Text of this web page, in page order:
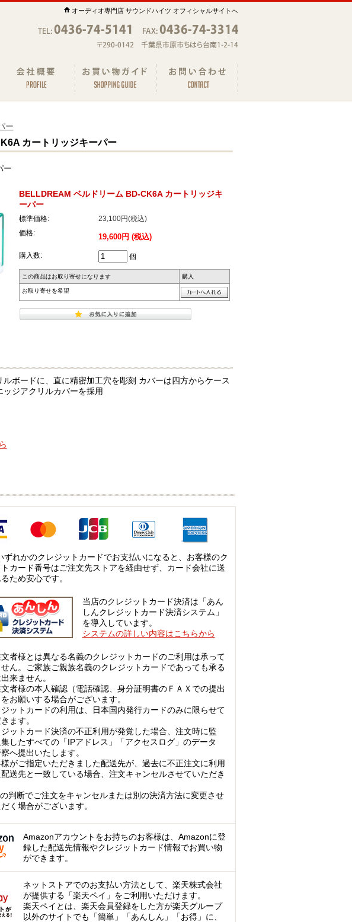
オーディオ専門店 サウンドハイツ オフィシャルサイトへ
ー
カートリッジキーパー
ー
BELLDREAM ベルドリーム BD-CK6A カートリッジキ
ーパー
標準価格:
23,100円(税込)
価格:
19,600円 (税込)
購入数: 個
この商品はお取り寄せになります 購入
お取り寄せを希望
ボードに、直に精密加工穴を彫刻 カバーは四方からケース
ジアクリルカバーを採用
ずれかのクレジットカードでお支払いになると、お客様のク
トカード番号はご注文先ストアを経由せず、カード会社に送
ため安心です。
当店のクレジットカード決済は「あん
しんクレジットカード決済システム」
を導入しています。
システムの詳しい内容はこちらから
者様とは異なる名義のクレジットカードのご利用は承って
ん。ご家族ご親族名義のクレジットカードであっても承る
来ません。
者様の本人確認（電話確認、身分証明書のＦＡＸでの提出
お願いする場合がございます。
ットカードの利用は、日本国内発行カードのみに限らせて
ます。
ットカード決済の不正利用が発覚した場合、注文時に監
したすべての「IPアドレス」「アクセスログ」のデータ
へ提出いたします。
がご指定いただきました配送先が、過去に不正注文に利用
送先と一致している場合、注文キャンセルさせていただき
判断でご注文をキャンセルまたは別の決済方法に変更させ
く場合がございます。
Amazonアカウントをお持ちのお客様は、Amazonに登
録した配送先情報やクレジットカード情報でお買い物
ができます。
ネットストアでのお支払い方法として、楽天株式会社
が提供する「楽天ペイ」をご利用いただけます。
楽天ペイとは、楽天会員登録をした方が楽天グループ
以外のサイトでも「簡単」「あんしん」「お得」に、